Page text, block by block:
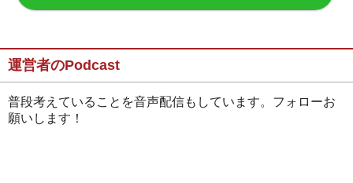
運営者のPodcast
普段考えていることを音声配信もしています。フォローお
願いします！